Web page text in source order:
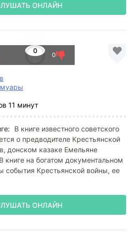
ОНЛАЙН
0
0
11 минут
В книге известного советского
о предводителе Крестьянской
донском казаке Емельяне
книге на богатом документальном
события Крестьянской войны, ее
ОНЛАЙН